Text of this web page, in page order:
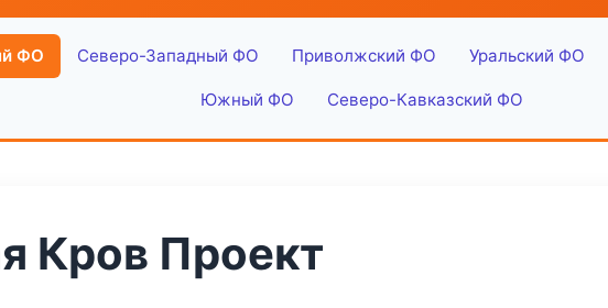
ФО Северо-Западный ФО Приволжский ФО Уральский ФО
Южный ФО Северо-Кавказский ФО
Кров Проект